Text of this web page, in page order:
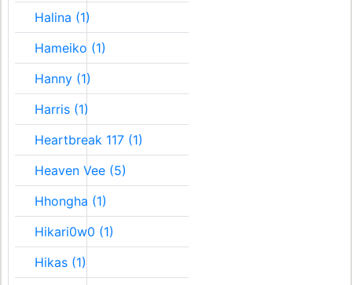
Halina (1)
Hameiko (1)
Hanny (1)
Harris (1)
Heartbreak 117 (1)
Heaven Vee (5)
Hhongha (1)
Hikari0w0 (1)
Hikas (1)